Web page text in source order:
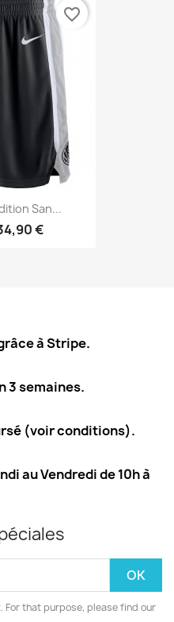
San...
€
favorite_border
à Stripe.
3 semaines.
(voir conditions).
au Vendredi de 10h à
For that purpose, please find our